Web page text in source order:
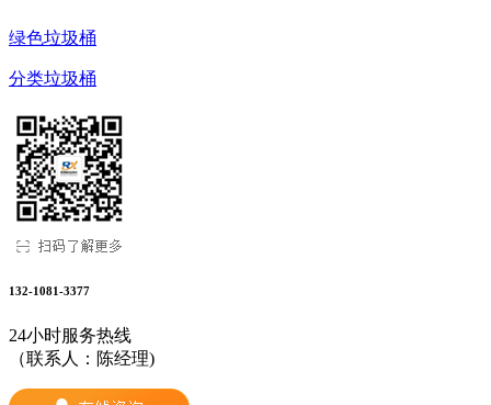
绿色垃圾桶
分类垃圾桶
132-1081-3377
24小时服务热线
（联系人：陈经理)